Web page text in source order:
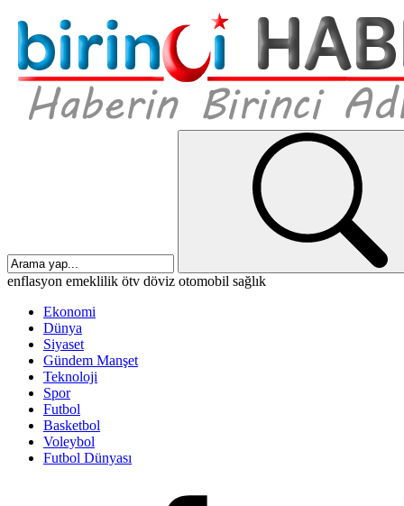
enflasyon emeklilik ötv döviz otomobil sağlık
Ekonomi
Dünya
Siyaset
Gündem Manşet
Teknoloji
Spor
Futbol
Basketbol
Voleybol
Futbol Dünyası